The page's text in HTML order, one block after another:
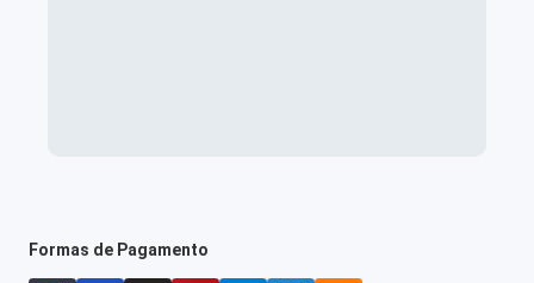
Formas de Pagamento